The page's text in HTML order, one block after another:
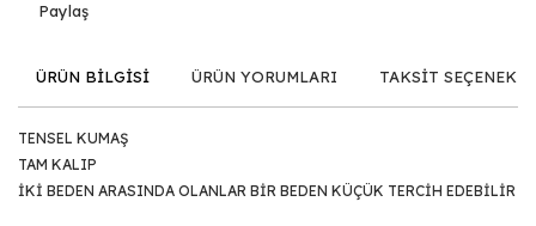
Paylaş
ÜRÜN BİLGİSİ ÜRÜN YORUMLARI TAKSİT
TENSEL KUMAŞ
TAM KALIP
İKİ BEDEN ARASINDA OLANLAR BİR BEDEN KÜÇÜK TERCİH EDEBİLİR